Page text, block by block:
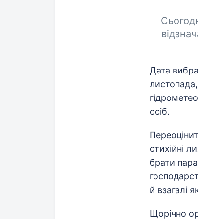
Дата
осіб.
стихійні
брати
й взагалі
Щорічно